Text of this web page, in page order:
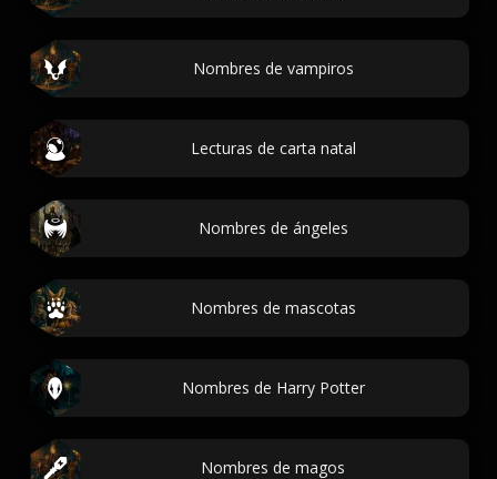
Nombres de vampiros
Lecturas de carta natal
Nombres de ángeles
Nombres de mascotas
Nombres de Harry Potter
Nombres de magos